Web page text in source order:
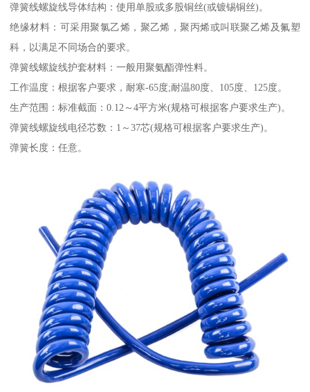
弹簧线螺旋线导体结构：使用单股或多股铜丝(或镀锡铜丝)。
绝缘材料：可采用聚氯乙烯，聚乙烯，聚丙烯或叫联聚乙烯及氟塑
科，以满足不同场合的要求。
弹簧线螺旋线护套材料：一般用聚氨酯弹性料。
工作温度：根据客户要求，耐寒-65度;耐温80度、105度、125度。
生产范围：标准截面：0.12～4平方米(规格可根据客户要求生产)。
弹簧线螺旋线电径芯数：1～37芯(规格可根据客户要求生产)。
弹簧长度：任意。